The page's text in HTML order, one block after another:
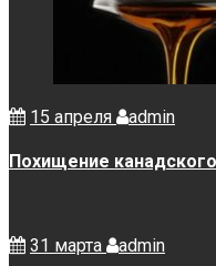
15 апреля admin
Похищение
31 марта admin